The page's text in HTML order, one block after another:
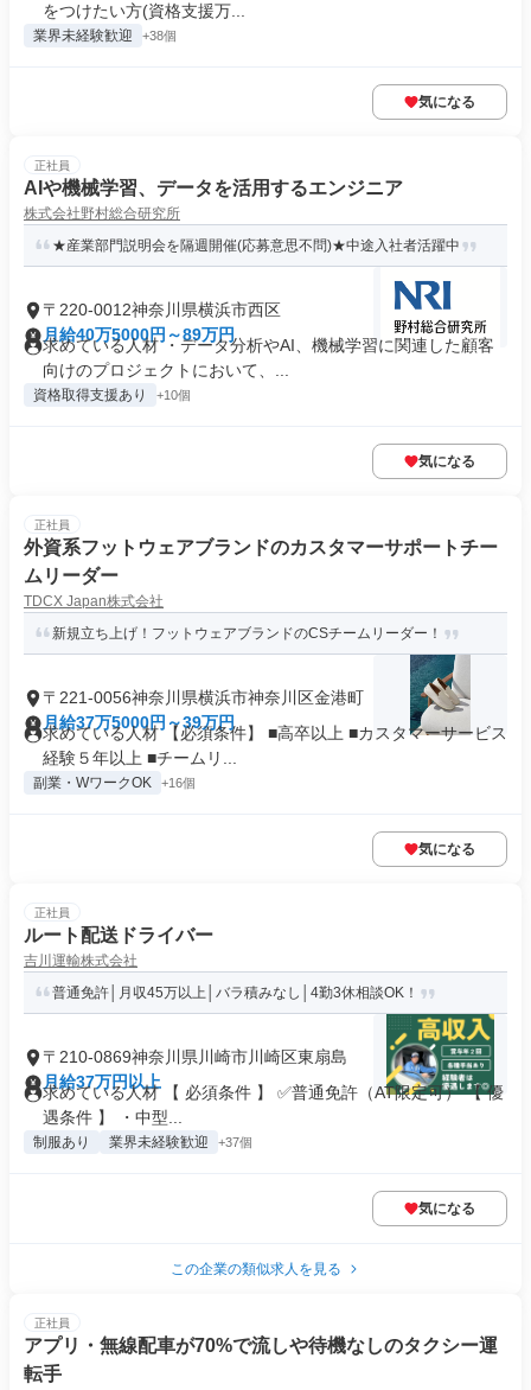
をつけたい方(資格支援万...
業界未経験歓迎 +38個
気になる
正社員
AIや機械学習、データを活用するエンジニア
株式会社野村総合研究所
★産業部門説明会を隔週開催(応募意思不問)★中途入社者活躍中
〒220-0012神奈川県横浜市西区
月給40万5000円～89万円
求めている人材 ・データ分析やAI、機械学習に関連した顧客
向けのプロジェクトにおいて、...
資格取得支援あり +10個
気になる
正社員
外資系フットウェアブランドのカスタマーサポートチー
ムリーダー
TDCX Japan株式会社
新規立ち上げ！フットウェアブランドのCSチームリーダー！
〒221-0056神奈川県横浜市神奈川区金港町
月給37万5000円～39万円
求めている人材 【必須条件】 ■高卒以上 ■カスタマーサービス
経験５年以上 ■チームリ...
副業・WワークOK +16個
気になる
正社員
ルート配送ドライバー
吉川運輸株式会社
普通免許│月収45万以上│バラ積みなし│4勤3休相談OK！
〒210-0869神奈川県川崎市川崎区東扇島
月給37万円以上
求めている人材 【 必須条件 】 ✅普通免許（AT限定可） 【 優
遇条件 】 ・中型...
制服あり 業界未経験歓迎 +37個
気になる
この企業の類似求人を見る
正社員
アプリ・無線配車が70%で流しや待機なしのタクシー運
転手